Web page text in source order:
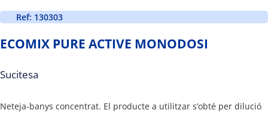
Ref: 130303
ECOMIX PURE ACTIVE MONODOSI
Sucitesa
Neteja-banys concentrat. El producte a utilitzar s’obté per dilució